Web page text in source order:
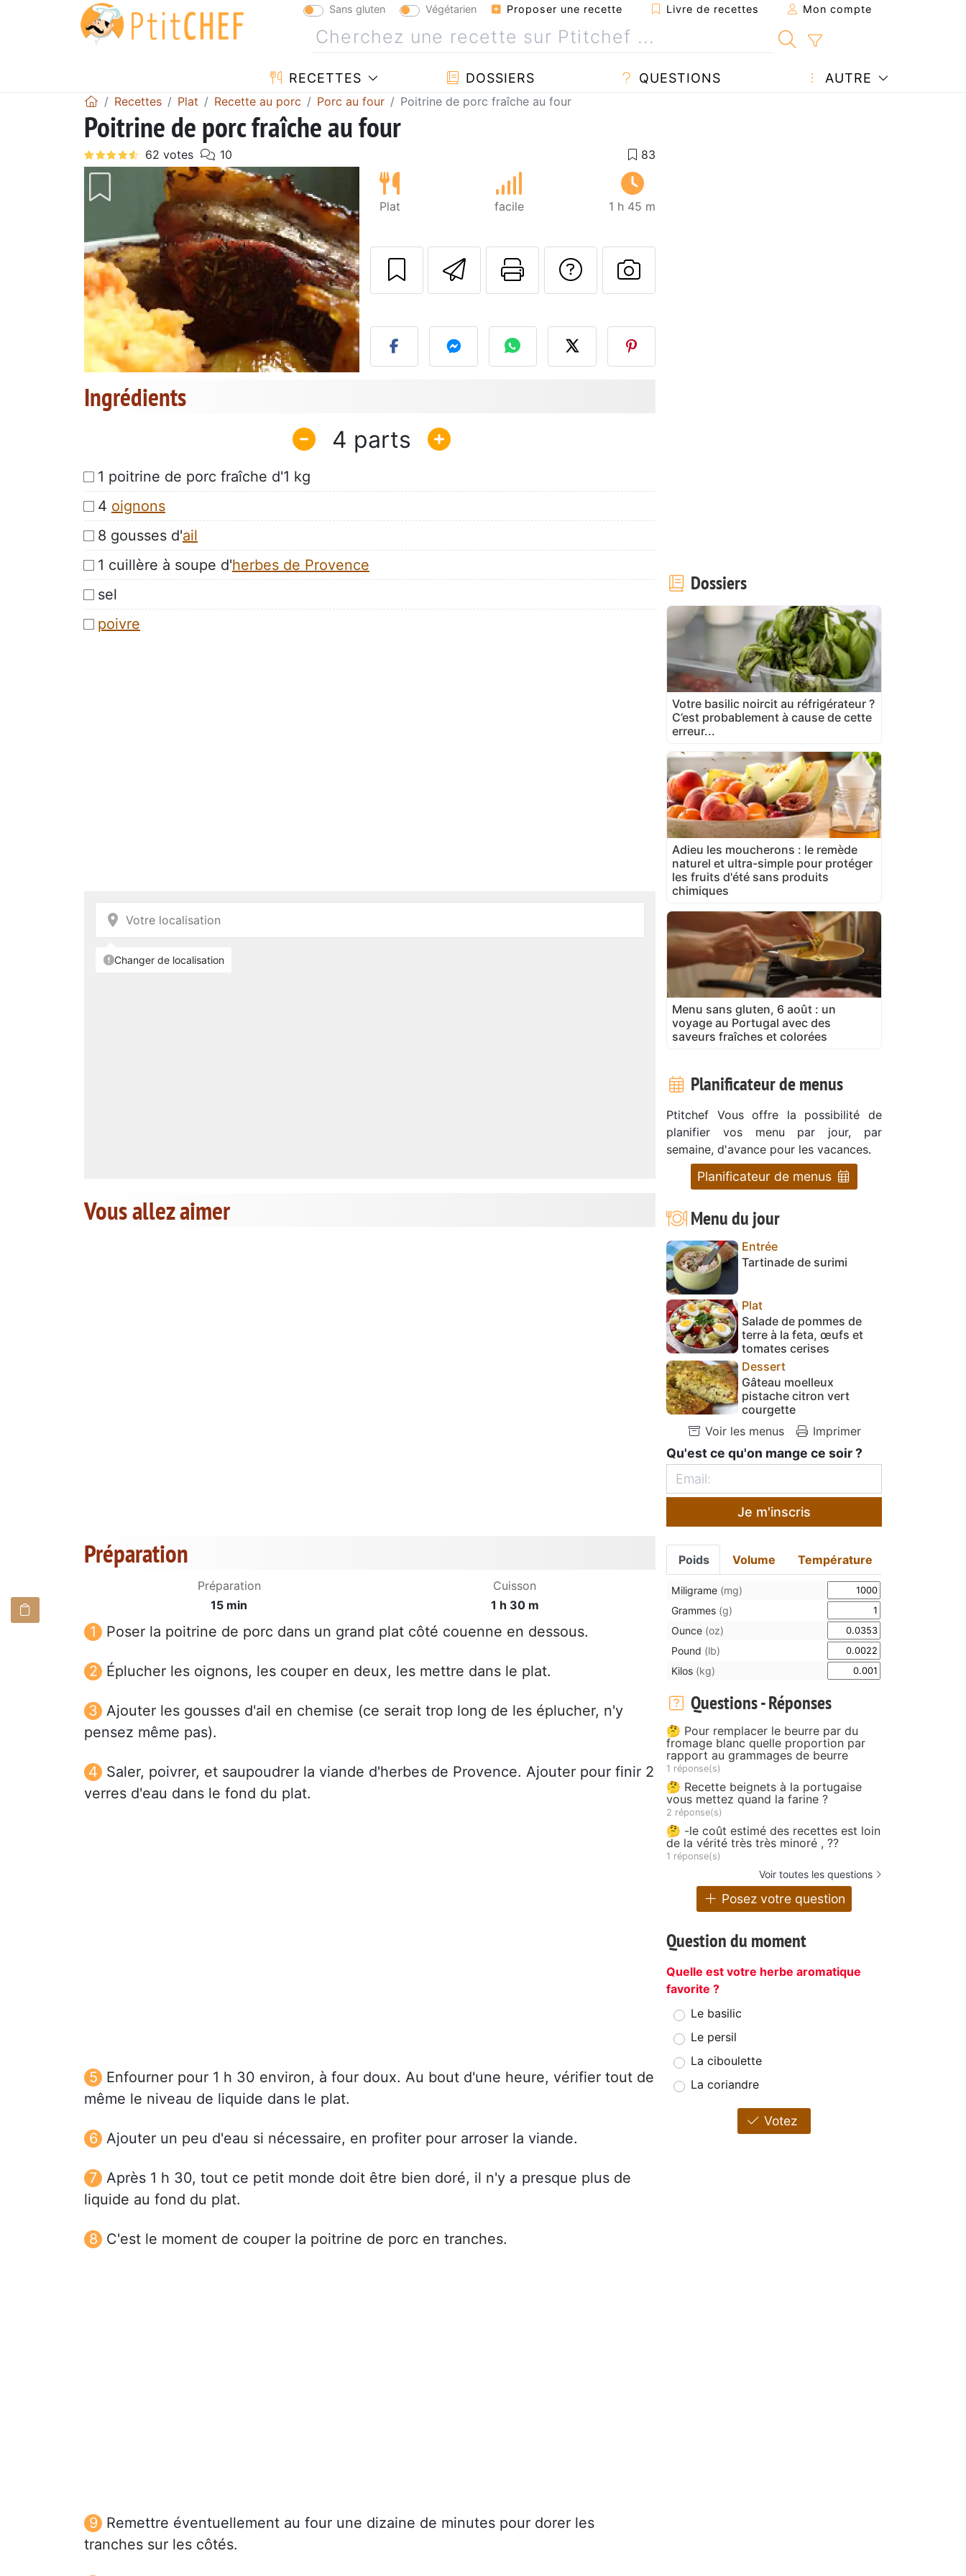
Sans gluten Végétarien Proposer une recette Livre de recettes Mon compte
RECETTES DOSSIERS QUESTIONS AUTRE
Recettes Plat Recette au porc Porc au four Poitrine de porc fraîche au four
Poitrine de porc fraîche au four
Plat facile 1 h 45 m
Envoyer cette recette à un ami
Imprimer cette page
Poser une question à l'auteur
Publier votre photo de cette
Ingrédients
4
1 poitrine de porc fraîche d'1 kg
4 oignons
8 gousses d'ail
1 cuillère à soupe d'herbes de Provence
sel
poivre
Vous allez aimer
Préparation
Préparation
15 min
Cuisson
1 h 30 m
Poser la poitrine de porc dans un grand plat côté couenne en dessous.
Éplucher les oignons, les couper en deux, les mettre dans le plat.
Ajouter les gousses d'ail en chemise (ce serait trop long de les éplucher, n'y
pensez même pas).
Saler, poivrer, et saupoudrer la viande d'herbes de Provence. Ajouter pour finir 2
verres d'eau dans le fond du plat.
Enfourner pour 1 h 30 environ, à four doux. Au bout d'une heure, vérifier tout de
même le niveau de liquide dans le plat.
Ajouter un peu d'eau si nécessaire, en profiter pour arroser la viande.
Après 1 h 30, tout ce petit monde doit être bien doré, il n'y a presque plus de
liquide au fond du plat.
C'est le moment de couper la poitrine de porc en tranches.
Remettre éventuellement au four une dizaine de minutes pour dorer les
tranches sur les côtés.
Dossiers
Votre basilic noircit au réfrigérateur ?
C’est probablement à cause de cette
erreur...
Adieu les moucherons : le remède
naturel et ultra-simple pour protéger
les fruits d'été sans produits
chimiques
Menu sans gluten, 6 août : un
voyage au Portugal avec des
saveurs fraîches et colorées
Planificateur de menus
Ptitchef Vous offre la possibilité de
planifier vos menu par jour, par
semaine, d'avance pour les vacances.
Planificateur de menus
Menu du jour
Entrée
Tartinade de surimi
Plat
Salade de pommes de
terre à la feta, œufs et
tomates cerises
Dessert
Gâteau moelleux
pistache citron vert
courgette
Voir les menus
Imprimer
Qu'est ce qu'on mange ce soir ?
Je m'inscris
Poids Volume Température
Miligrame (mg)
Grammes (g)
Ounce (oz)
Pound (lb)
Kilos (kg)
Questions - Réponses
🤔 Pour remplacer le beurre par du
fromage blanc quelle proportion par
rapport au grammages de beurre
1 réponse(s)
🤔 Recette beignets à la portugaise
vous mettez quand la farine ?
2 réponse(s)
🤔 -le coût estimé des recettes est loin
de la vérité très très minoré , ??
1 réponse(s)
Voir toutes les questions
Posez votre question
Question du moment
Quelle est votre herbe aromatique
favorite ?
Le basilic
Le persil
La ciboulette
La coriandre
Votez